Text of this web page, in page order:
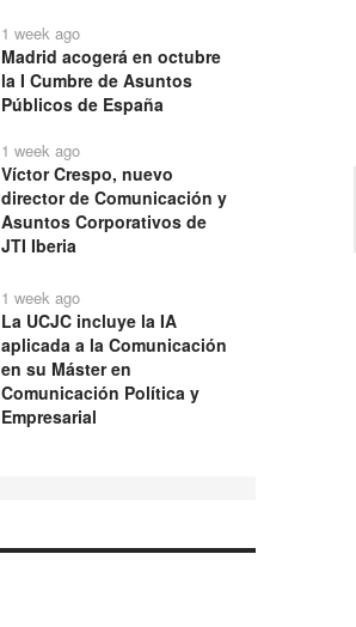
1 week ago
Madrid acogerá en octubre
la I Cumbre de Asuntos
Públicos de España
1 week ago
Víctor Crespo, nuevo
director de Comunicación y
Asuntos Corporativos de
JTI Iberia
1 week ago
La UCJC incluye la IA
aplicada a la Comunicación
en su Máster en
Comunicación Política y
Empresarial